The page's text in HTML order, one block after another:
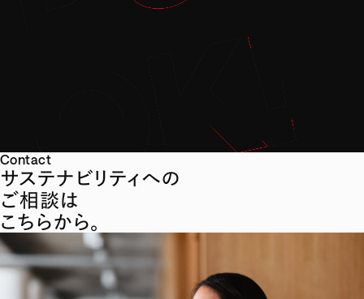
Contact
サステナビリティへの
ご相談は
こちらから。